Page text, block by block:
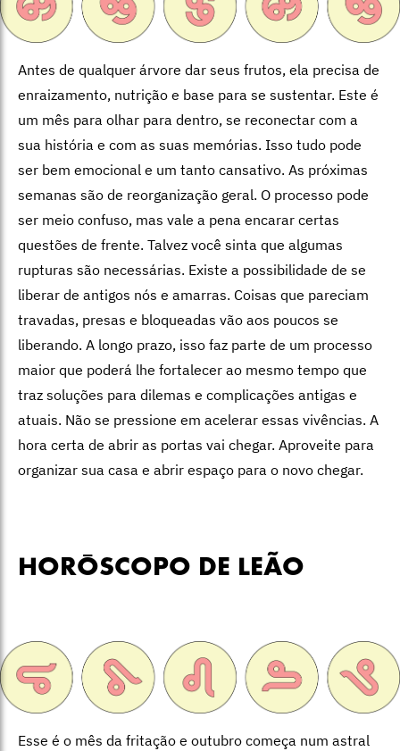
Antes de qualquer árvore dar seus frutos, ela precisa de
enraizamento, nutrição e base para se sustentar. Este é
um mês para olhar para dentro, se reconectar com a
sua história e com as suas memórias. Isso tudo pode
ser bem emocional e um tanto cansativo. As próximas
semanas são de reorganização geral. O processo pode
ser meio confuso, mas vale a pena encarar certas
questões de frente. Talvez você sinta que algumas
rupturas são necessárias. Existe a possibilidade de se
liberar de antigos nós e amarras. Coisas que pareciam
travadas, presas e bloqueadas vão aos poucos se
liberando. A longo prazo, isso faz parte de um processo
maior que poderá lhe fortalecer ao mesmo tempo que
traz soluções para dilemas e complicações antigas e
atuais. Não se pressione em acelerar essas vivências. A
hora certa de abrir as portas vai chegar. Aproveite para
organizar sua casa e abrir espaço para o novo chegar.
HORÓSCOPO DE LEÃO
Esse é o mês da fritação e outubro começa num astral